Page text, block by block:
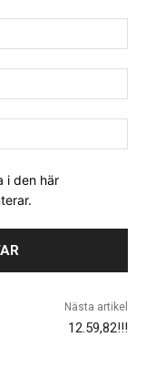
i den här
Nästa artikel
12.59,82!!!